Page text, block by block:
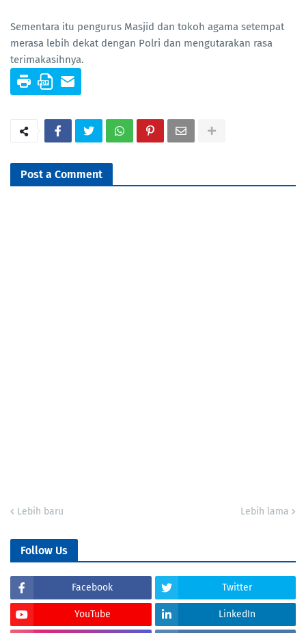
Sementara itu pengurus Masjid dan tokoh agama setempat
merasa lebih dekat dengan Polri dan mengutarakan rasa
terimakasihnya.
Post a Comment
Lebih baru Lebih lama
Follow Us
Facebook Twitter
YouTube LinkedIn